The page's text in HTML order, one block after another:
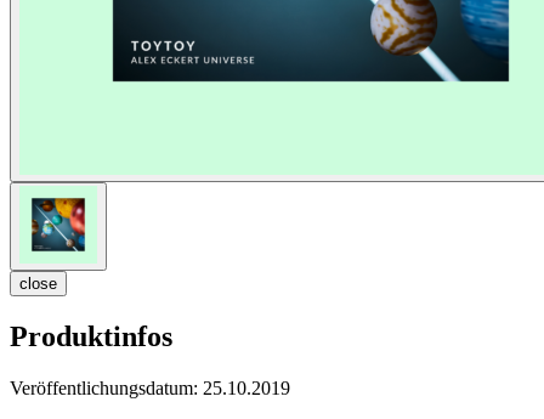
close
Produktinfos
Veröffentlichungsdatum: 25.10.2019